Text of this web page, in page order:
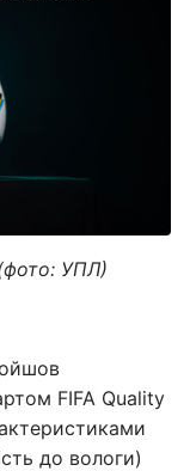
УПЛ)
FIFA Quality
до вологи)